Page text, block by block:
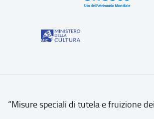
“Misure speciali di tutela e fruizione